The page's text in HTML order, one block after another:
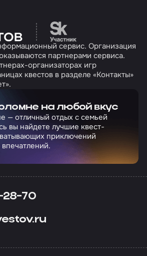
Перейти на сайт
сервис. Организация
партнерами сервиса.
организаторах игр
квестов в разделе «Контакты»
на любой вкус
— отличный отдых с семьей
вы найдете лучшие квест-
приключений
28-70